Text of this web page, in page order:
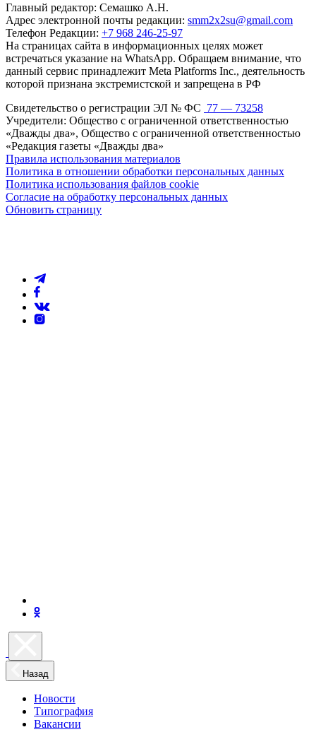
Главный редактор: Семашко А.Н.
Адрес электронной почты редакции: smm2x2su@gmail.com
Телефон Редакции: +7 968 246-25-97
На страницах сайта в информационных целях может
встречаться указание на WhatsApp. Обращаем внимание, что
данный сервис принадлежит Meta Platforms Inc., деятельность
которой признана экстремистской и запрещена в РФ
Свидетельство о регистрации ЭЛ № ФС 77 — 73258
Учредители: Общество с ограниченной ответственностью
«Дважды два», Общество с ограниченной ответственностью
«Редакция газеты «Дважды два»
Правила использования материалов
Политика в отношении обработки персональных данных
Политика использования файлов cookie
Согласие на обработку персональных данных
Обновить страницу
Назад
Новости
Типография
Вакансии